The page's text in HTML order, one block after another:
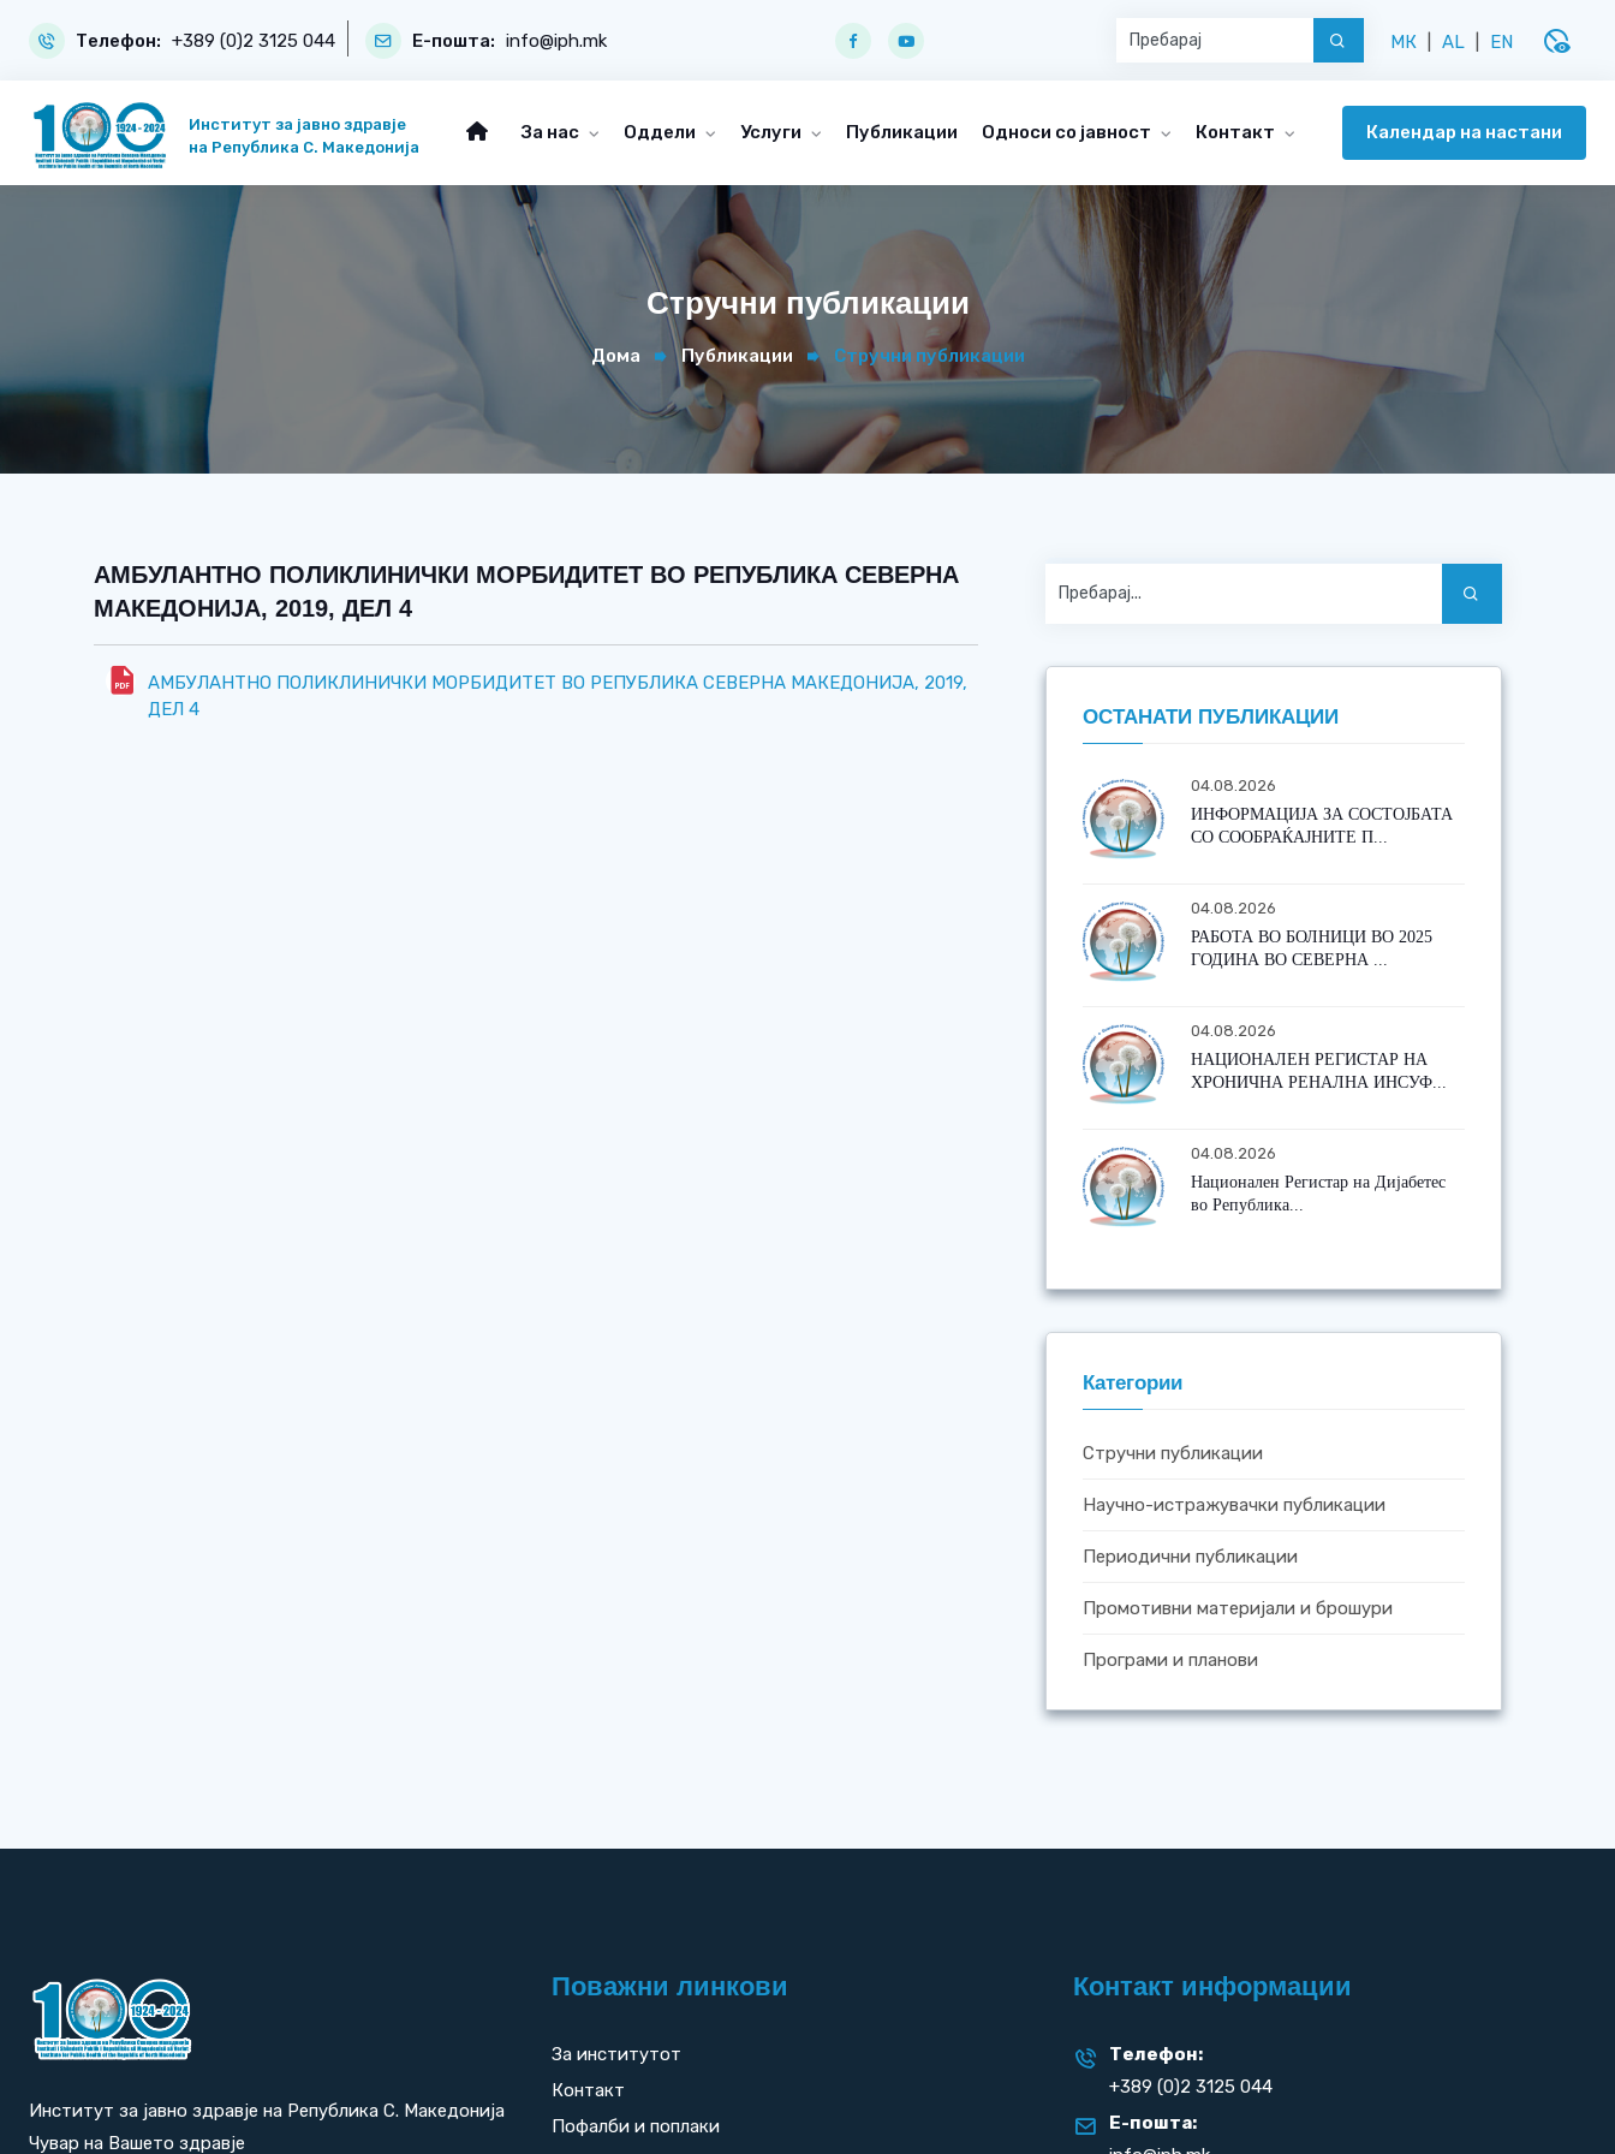
Телефон: +389 (0)2 3125 044 Е-пошта: info@iph.mk МК AL EN disabled_visible
Институт за јавно здравје
на Република С. Македонија
За нас Оддели Услуги Публикации Односи со јавност Контакт Календар на настани
Стручни публикации
Дома Публикации Стручни публикации
АМБУЛАНТНО ПОЛИКЛИНИЧКИ МОРБИДИТЕТ ВО РЕПУБЛИКА СЕВЕРНА
МАКЕДОНИЈА, 2019, ДЕЛ 4
АМБУЛАНТНО ПОЛИКЛИНИЧКИ МОРБИДИТЕТ ВО РЕПУБЛИКА СЕВЕРНА МАКЕДОНИЈА, 2019,
ДЕЛ 4
ОСТАНАТИ ПУБЛИКАЦИИ
04.08.2026
ИНФОРМАЦИЈА ЗА СОСТОЈБАТА
СО СООБРАЌАЈНИТЕ П...
04.08.2026
РАБОТА ВО БОЛНИЦИ ВО 2025
ГОДИНА ВО СЕВЕРНА ...
04.08.2026
НАЦИОНАЛЕН РЕГИСТАР НА
ХРОНИЧНА РЕНАЛНА ИНСУФ...
04.08.2026
Национален Регистар на Дијабетес
во Република...
Категории
Стручни публикации
Научно-истражувачки публикации
Периодични публикации
Промотивни материјали и брошури
Програми и планови
Институт за јавно здравје на Република С. Македонија
Чувар на Вашето здравје
Поважни линкови
За институтот
Контакт
Пофалби и поплаки
Контакт информации
Телефон:
+389 (0)2 3125 044
Е-пошта: